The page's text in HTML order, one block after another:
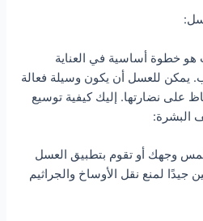
خطوة أساسية في العناية
يمكن للعسل أن يكون وسيلة فعالة
على نضارتها. إليك كيفية توسيع
البشرة:
وجهك أو تقوم بتطبيق العسل
جيدًا لمنع نقل الأوساخ والجراثيم